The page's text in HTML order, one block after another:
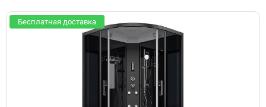
Бесплатная доставка